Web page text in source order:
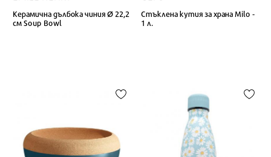
Керамична дълбока чиния Ø 22,2
см Soup Bowl
Стъклена кутия за храна Milo -
1 л.